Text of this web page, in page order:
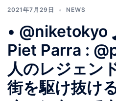
2021年7月29日 NEWS
• @niketokyo
Piet Parra :
人のレジェン
街を駆け抜け